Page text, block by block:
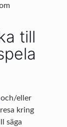
till
och/eller
kring
säga